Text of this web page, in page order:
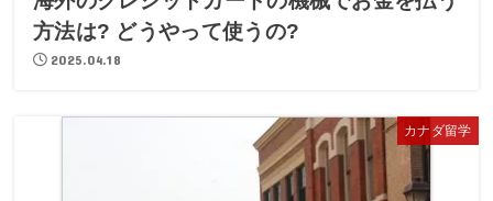
方法は? どうやって使うの?
2025.04.18
カナダ留学